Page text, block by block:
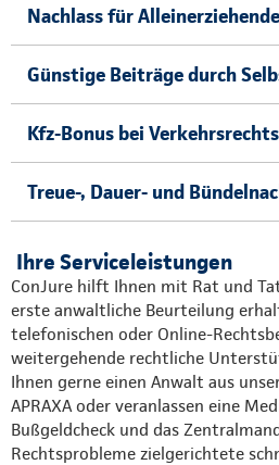
Nachlass für Alleinerziehende
Günstige Beiträge durch
Kfz-Bonus bei
Treue-, Dauer- und
Ihre Serviceleistungen
ConJure hilft Ihnen mit Rat und
erste anwaltliche Beurteilung
telefonischen oder Online-
weitergehende rechtliche
Ihnen gerne einen Anwalt aus
APRAXA oder veranlassen eine
Bußgeldcheck und das
Rechtsprobleme zielgerichtete